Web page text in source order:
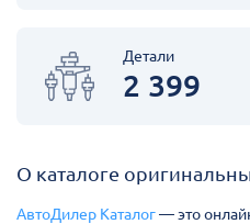
Детали
2 399
О каталоге
АвтоДилер Каталог— это